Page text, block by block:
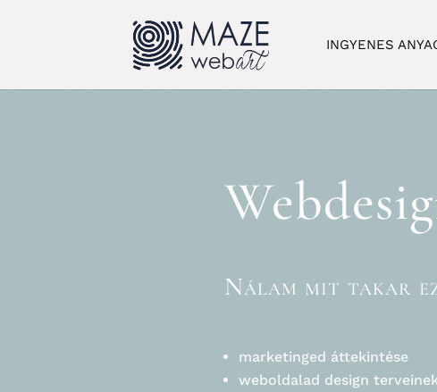
INGYENES
Nálam mit takar
marketinged áttekintése
weboldalad design